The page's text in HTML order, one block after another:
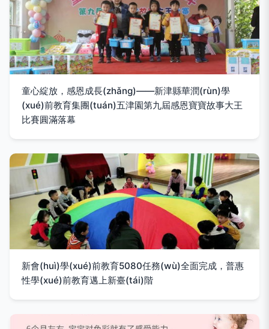
童心綻放，感恩成長(zhǎng)——新津縣華潤(rùn)學
(xué)前教育集團(tuán)五津園第九屆感恩寶寶故事大王
比賽圓滿落幕
新會(huì)學(xué)前教育5080任務(wù)全面完成，普惠
性學(xué)前教育邁上新臺(tái)階